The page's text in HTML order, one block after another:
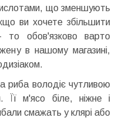
що зменшують
ви хочете збільшити
то обов'язково варто
в нашому магазині,
риба володіє чутливою
Її м'ясо біле, ніжне і
смажать у клярі або